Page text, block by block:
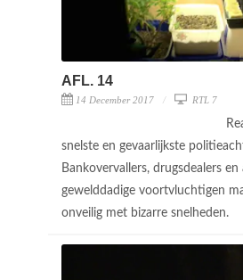
AFL. 14
14 December 2017 RTL 7
snelste en gevaarlijkste
Bankovervallers, drugsdealers en
gewelddadige voortvluchtigen
onveilig met bizarre snelheden.